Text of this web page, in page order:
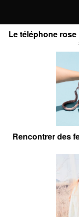
Le téléphone
Rencontrer des